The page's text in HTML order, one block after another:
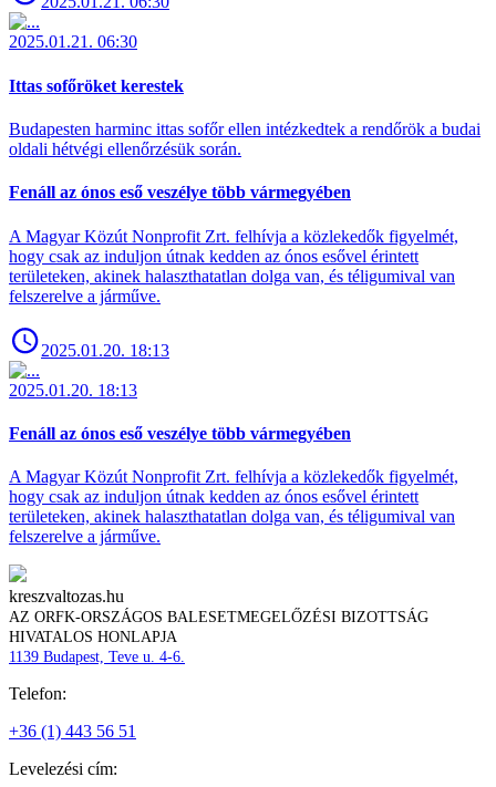
2025.01.21. 06:30
Ittas sofőröket kerestek
Budapesten harminc ittas sofőr ellen intézkedtek a rendőrök a budai
oldali hétvégi ellenőrzésük során.
Fenáll az ónos eső veszélye több vármegyében
A Magyar Közút Nonprofit Zrt. felhívja a közlekedők figyelmét,
hogy csak az induljon útnak kedden az ónos esővel érintett
területeken, akinek halaszthatatlan dolga van, és téligumival van
felszerelve a járműve.
2025.01.20. 18:13
2025.01.20. 18:13
Fenáll az ónos eső veszélye több vármegyében
A Magyar Közút Nonprofit Zrt. felhívja a közlekedők figyelmét,
hogy csak az induljon útnak kedden az ónos esővel érintett
területeken, akinek halaszthatatlan dolga van, és téligumival van
felszerelve a járműve.
kreszvaltozas.hu
AZ ORFK-ORSZÁGOS BALESETMEGELŐZÉSI BIZOTTSÁG
HIVATALOS HONLAPJA
1139 Budapest, Teve u. 4-6.
Telefon:
+36 (1) 443 56 51
Levelezési cím: